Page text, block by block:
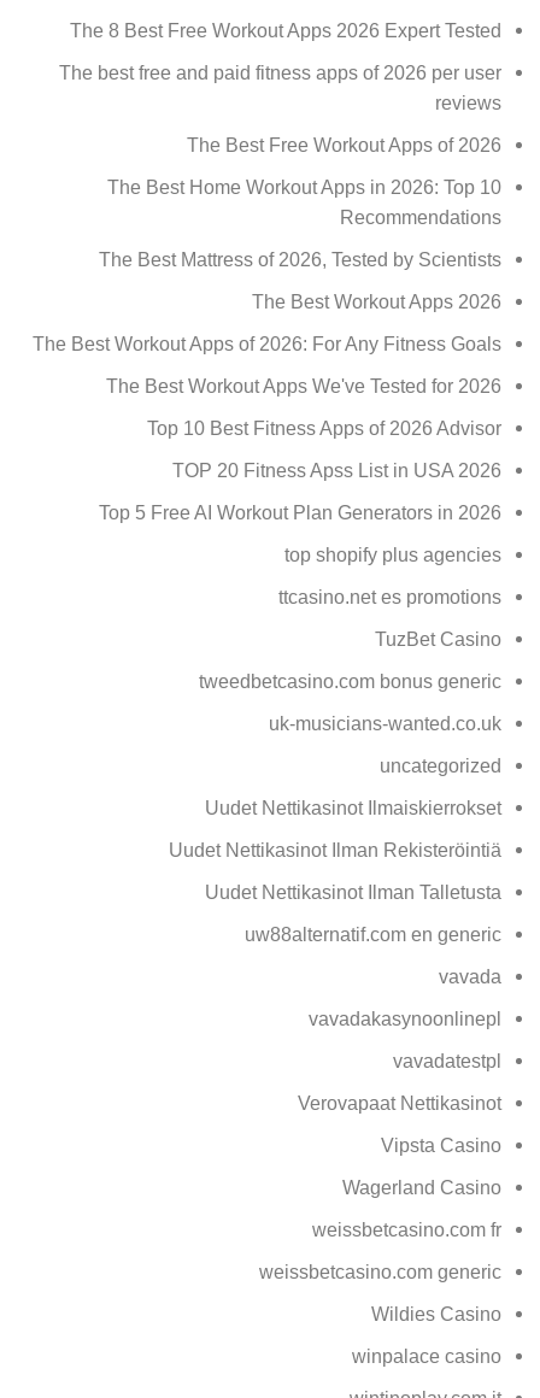
The 8 Best Free Workout Apps 2026 Expert Tested
The best free and paid fitness apps of 2026 per user
reviews
The Best Free Workout Apps of 2026
The Best Home Workout Apps in 2026: Top 10
Recommendations
The Best Mattress of 2026, Tested by Scientists
The Best Workout Apps 2026
The Best Workout Apps of 2026: For Any Fitness Goals
The Best Workout Apps We've Tested for 2026
Top 10 Best Fitness Apps of 2026 Advisor
TOP 20 Fitness Apss List in USA 2026
Top 5 Free AI Workout Plan Generators in 2026
top shopify plus agencies
ttcasino.net es promotions
TuzBet Casino
tweedbetcasino.com bonus generic
uk-musicians-wanted.co.uk
uncategorized
Uudet Nettikasinot Ilmaiskierrokset
Uudet Nettikasinot Ilman Rekisteröintiä
Uudet Nettikasinot Ilman Talletusta
uw88alternatif.com en generic
vavada
vavadakasynoonlinepl
vavadatestpl
Verovapaat Nettikasinot
Vipsta Casino
Wagerland Casino
weissbetcasino.com fr
weissbetcasino.com generic
Wildies Casino
winpalace casino